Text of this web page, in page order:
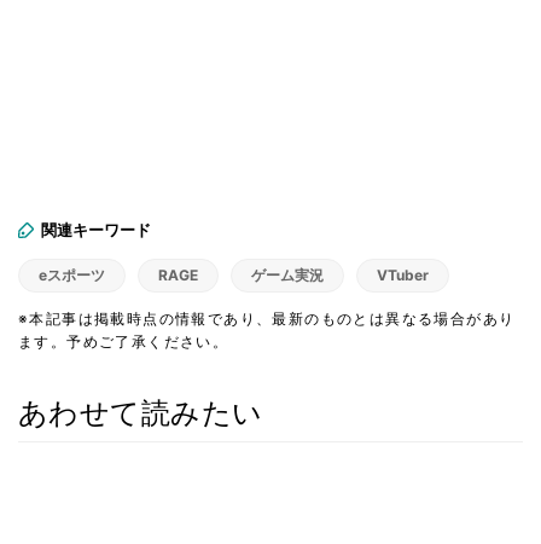
関連キーワード
eスポーツ RAGE ゲーム実況 VTuber
※本記事は掲載時点の情報であり、最新のものとは異なる場合があり
ます。予めご了承ください。
あわせて読みたい